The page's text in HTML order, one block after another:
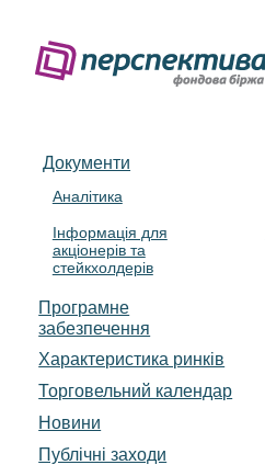
Документи
Аналітика
Інформація для
акціонерів та
стейкхолдерів
Програмне
забезпечення
Характеристика pинків
Торговельний календар
Новини
Публічні заходи